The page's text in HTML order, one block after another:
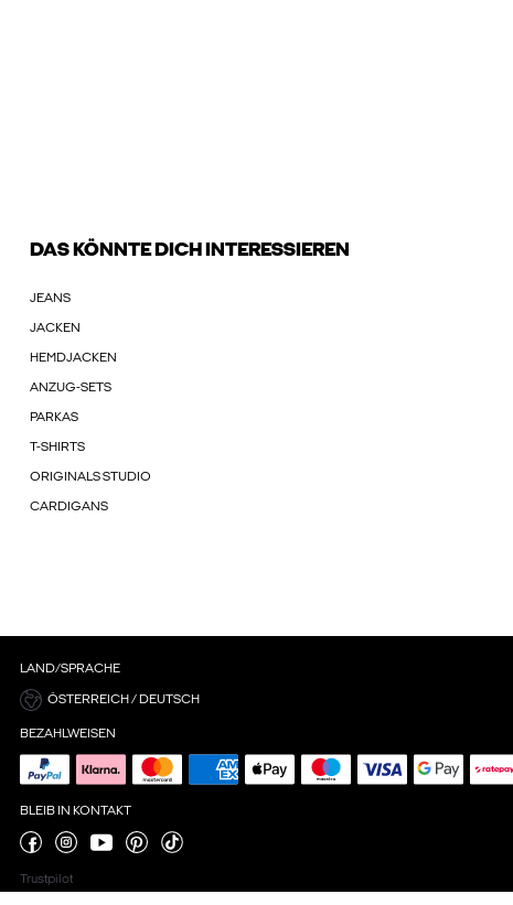
DAS KÖNNTE DICH INTERESSIEREN
JEANS
JACKEN
HEMDJACKEN
ANZUG-SETS
PARKAS
T-SHIRTS
ORIGINALS STUDIO
CARDIGANS
LAND/SPRACHE
ÖSTERREICH / DEUTSCH
BEZAHLWEISEN
BLEIB IN KONTAKT
Trustpilot